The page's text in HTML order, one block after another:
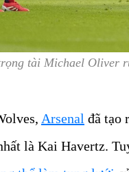
tài Michael Oliver
Arsenal đã tạo
là Kai Havertz.